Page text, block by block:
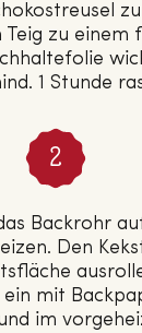
zu einem
1 Stunde
Backrohr
Den
ein mit
im